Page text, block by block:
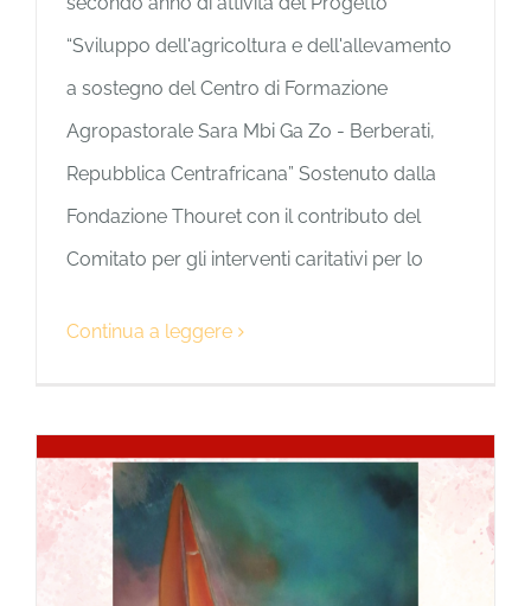
“Sviluppo dell'agricoltura e dell'allevamento
a sostegno del Centro di Formazione
Agropastorale Sara Mbi Ga Zo - Berberati,
Repubblica Centrafricana” Sostenuto dalla
Fondazione Thouret con il contributo del
Comitato per gli interventi caritativi per lo
Continua a leggere